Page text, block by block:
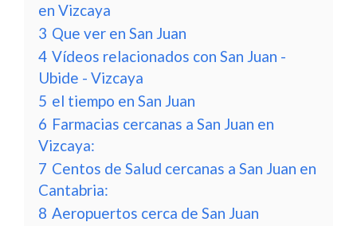
en Vizcaya
3 Que ver en San Juan
4 Vídeos relacionados con San Juan -
Ubide - Vizcaya
5 el tiempo en San Juan
6 Farmacias cercanas a San Juan en
Vizcaya:
7 Centos de Salud cercanas a San Juan en
Cantabria:
8 Aeropuertos cerca de San Juan